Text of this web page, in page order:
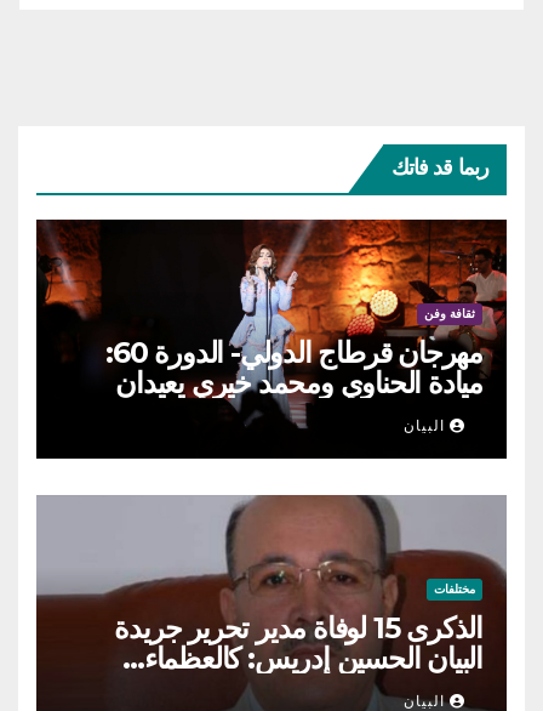
ربما قد فاتك
ثقافة وفن
مهرجان قرطاج الدولي- الدورة 60:
ميادة الحناوي ومحمد خيري يعيدان
الطرب السوري إلى ركح قرطاج
البيان
مختلفات
الذكرى 15 لوفاة مدير تحرير جريدة
البيان الحسين إدريس: كالعظماء…
عاش شامخا ورحل واقفا
البيان